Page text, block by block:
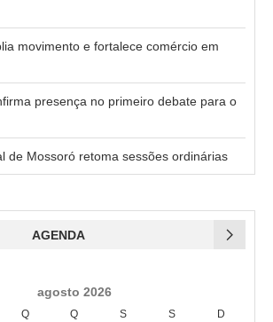
movimento e fortalece comércio em
presença no primeiro debate para o
de Mossoró retoma sessões ordinárias
AGENDA
agosto 2026
Q Q S S D